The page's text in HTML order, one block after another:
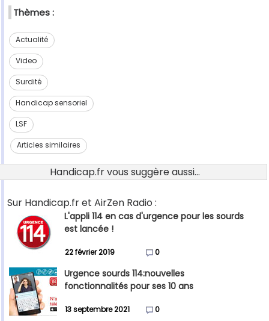
Thèmes :
Actualité
Video
Surdité
Handicap sensoriel
LSF
Articles similaires
Handicap.fr vous suggère aussi...
Sur Handicap.fr et AirZen Radio :
L'appli 114 en cas d'urgence pour les sourds
est lancée !
22 février 2019 0
Urgence sourds 114:nouvelles
fonctionnalités pour ses 10 ans
13 septembre 2021 0